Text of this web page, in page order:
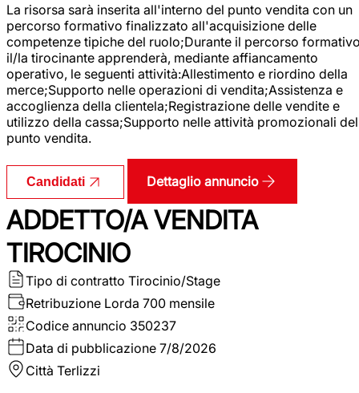
La risorsa sarà inserita all'interno del punto vendita con un
percorso formativo finalizzato all'acquisizione delle
competenze tipiche del ruolo;Durante il percorso
il/la tirocinante apprenderà, mediante affiancamento
operativo, le seguenti attività:Allestimento e riordino della
merce;Supporto nelle operazioni di vendita;Assistenza e
accoglienza della clientela;Registrazione delle vendite e
utilizzo della cassa;Supporto nelle attività promozionali del
punto vendita.
Candidati Dettaglio annuncio
ADDETTO/A VENDITA
TIROCINIO
Tipo di contratto Tirocinio/Stage
Retribuzione Lorda 700 mensile
Codice annuncio 350237
Data di pubblicazione 7/8/2026
Città Terlizzi